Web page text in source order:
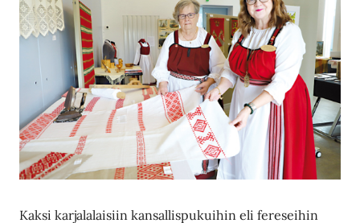
Kaksi karjalalaisiin kansallispukuihin eli fereseihin